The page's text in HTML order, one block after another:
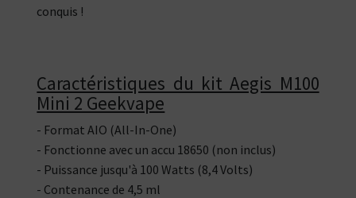
conquis !
Caractéristiques du kit Aegis M100
Mini 2 Geekvape
- Format AIO (All-In-One)
- Fonctionne avec un accu 18650 (non inclus)
- Puissance jusqu'à 100 Watts (8,4 Volts)
- Contenance de 4,5 ml